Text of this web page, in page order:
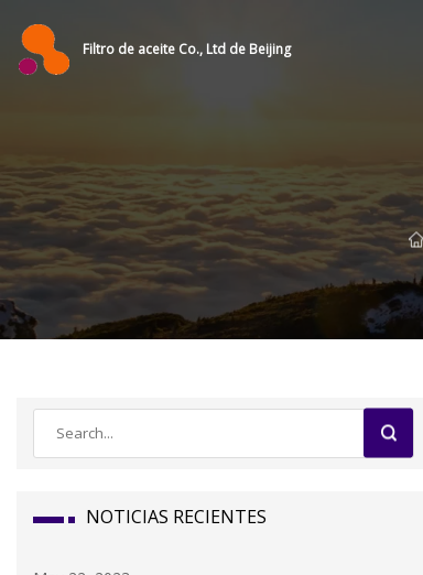
Filtro de aceite Co., Ltd de Beijing
NOTICIAS RECIENTES